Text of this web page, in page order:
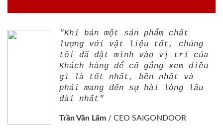
"Khi bán một sản phẩm chất
lượng với vật liệu tốt, chúng
tôi đã đặt mình vào vị trí của
Khách hàng để cố gắng xem điều
gì là tốt nhất, bền nhất và
phải mang đến sự hài lòng lâu
dài nhất"
Trần Văn Lãm / CEO SAIGONDOOR